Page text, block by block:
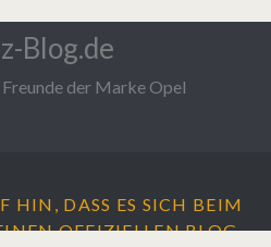
Blog.de
der Marke Opel
HIN, DASS ES SICH BEIM
OFFIZIELLEN BLOG